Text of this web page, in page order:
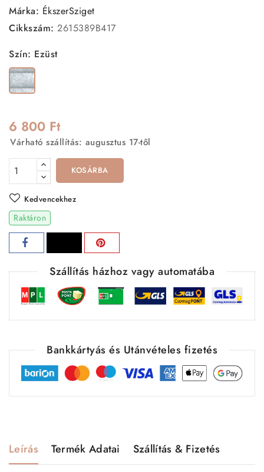
Márka: ÉkszerSziget
Cikkszám: 2615389B417
Szín: Ezüst
Ezüst
6 800 Ft
Várható szállítás: augusztus 17-től
KOSÁRBA
Kedvencekhez
Raktáron
Szállítás házhoz vagy automatába
Bankkártyás és Utánvételes fizetés
Leírás Termék Adatai Szállítás & Fizetés